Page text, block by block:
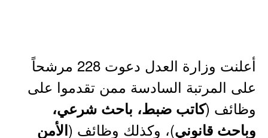
أعلنت وزارة العدل دعوت 228 مرشحاً
على المرتبة السادسة ممن تقدموا على
وظائف (كاتب ضبط، باحث شرعي،
وباحث قانوني)، وكذلك وظائف (الأمن